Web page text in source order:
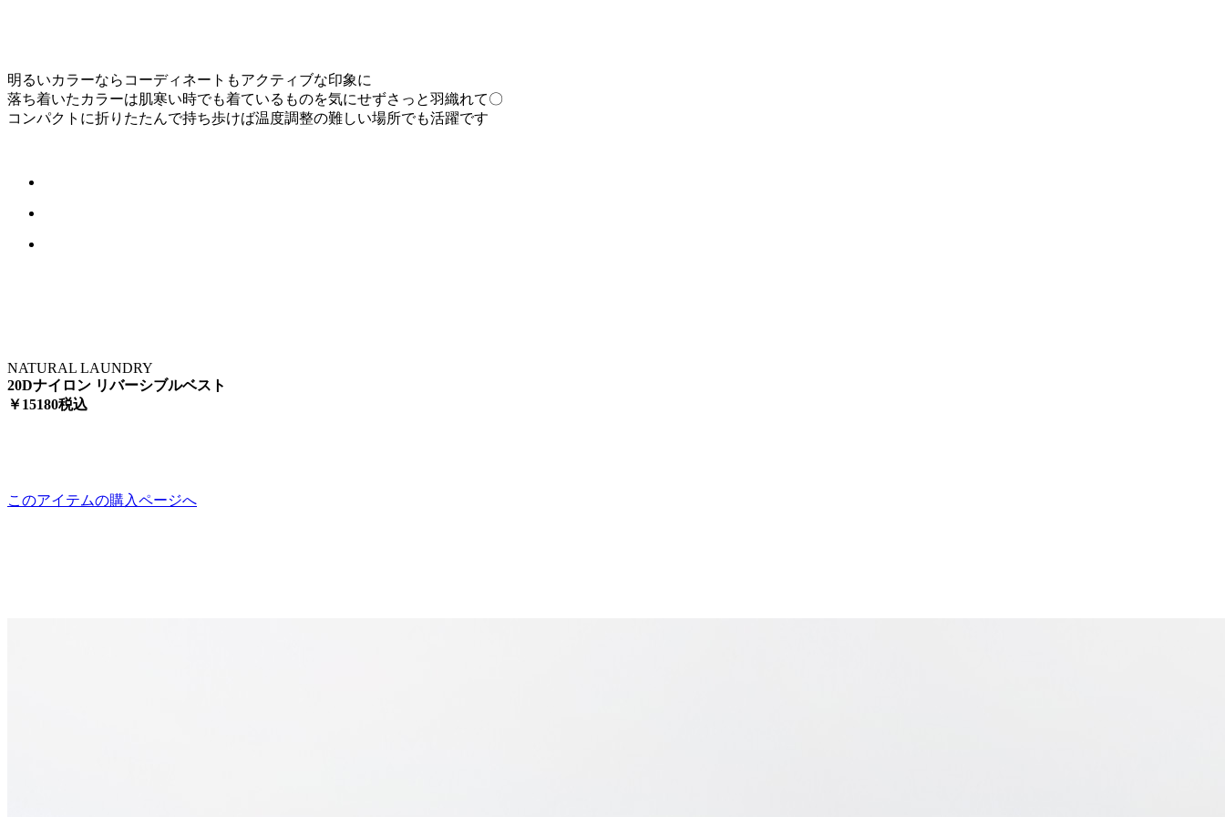
明るいカラーならコーディネートもアクティブな印象に
落ち着いたカラーは肌寒い時でも着ているものを気にせずさっと羽織れて〇
コンパクトに折りたたんで持ち歩けば温度調整の難しい場所でも活躍です
NATURAL LAUNDRY
20Dナイロン リバーシブルベスト
￥15180税込
このアイテムの購入ページへ